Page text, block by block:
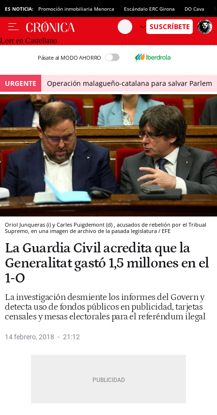
ES NOTICIA: Promoción inmobiliaria Menorca Escándalo ERC Girona DO Cava
Leer en Castellano
Pásate al MODO AHORRO
URGENTE Operación malagueño-catalana para salvar Parlem
Oriol Junqueras (i) y Carles Puigdemont (d) , acusados de rebelión por el Tribual
Supremo, en una imagen de archivo de la pasada legislatura / EFE
La Guardia Civil acredita que la
Generalitat gastó 1,5 millones en el
1-O
La investigación desmiente los informes del Govern y
detecta uso de fondos públicos en publicidad, tarjetas
censales y mesas electorales para el referéndum ilegal
14 febrero, 2018 21:12